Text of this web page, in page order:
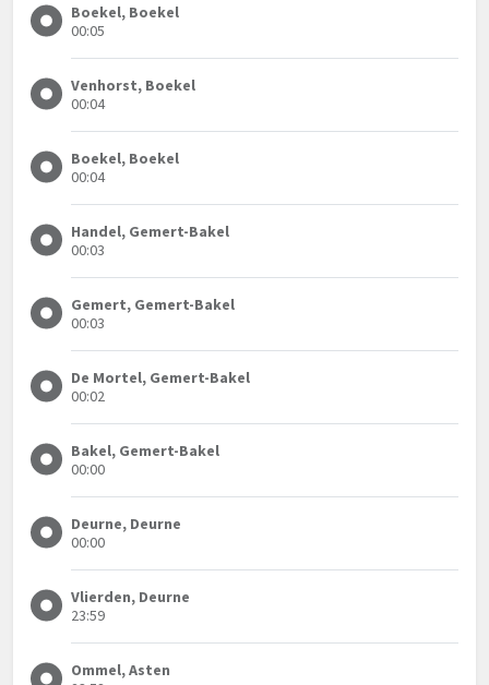
Boekel, Boekel
00:05
Venhorst, Boekel
00:04
Boekel, Boekel
00:04
Handel, Gemert-Bakel
00:03
Gemert, Gemert-Bakel
00:03
De Mortel, Gemert-Bakel
00:02
Bakel, Gemert-Bakel
00:00
Deurne, Deurne
00:00
Vlierden, Deurne
23:59
Ommel, Asten